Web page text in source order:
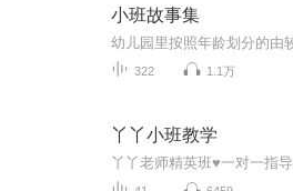
小班故事集
322 1.1万
丫丫小班教学
丫丫老师精英班♥一对一指导